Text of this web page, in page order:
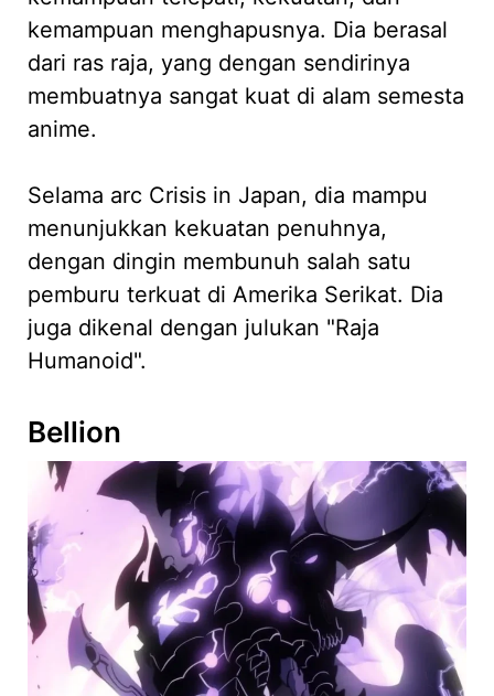
kemampuan menghapusnya. Dia berasal
dari ras raja, yang dengan sendirinya
membuatnya sangat kuat di alam semesta
anime.
Selama arc Crisis in Japan, dia mampu
menunjukkan kekuatan penuhnya,
dengan dingin membunuh salah satu
pemburu terkuat di Amerika Serikat. Dia
juga dikenal dengan julukan "Raja
Humanoid".
Bellion